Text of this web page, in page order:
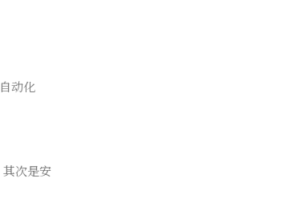
动化
次是安